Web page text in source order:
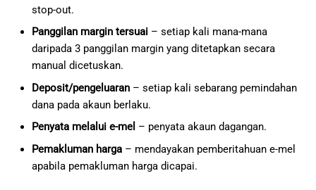
stop-out.
Panggilan margin tersuai – setiap kali mana-mana
daripada 3 panggilan margin yang ditetapkan secara
manual dicetuskan.
Deposit/pengeluaran– setiap kali sebarang pemindahan
dana pada akaun berlaku.
Penyata melalui e-mel – penyata akaun dagangan.
Pemakluman harga– mendayakan pemberitahuan e-mel
apabila pemakluman harga dicapai.